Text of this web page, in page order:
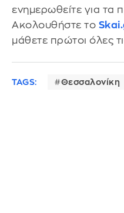
ενημερωθείτε για τα
Ακολουθήστε το
μάθετε πρώτοι όλες
TAGS: Θεσσαλονίκη